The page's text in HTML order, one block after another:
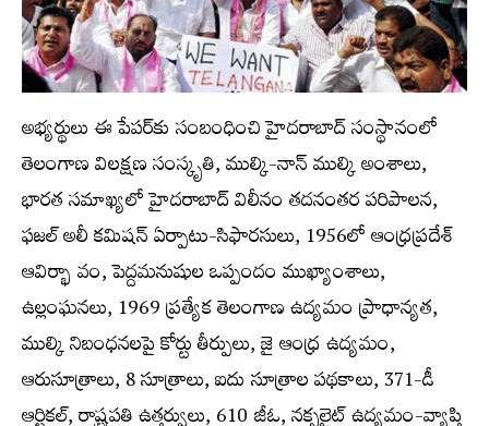
అభ్యర్థులు ఈ పేపర్‌కు సంబంధించి హైదరాబాద్‌ సంస్థానంలో
తెలంగాణ విలక్షణ సంస్కృతి, ముల్కి-నాన్‌ ముల్కి అంశాలు,
భారత సమాఖ్యలో హైదరాబాద్‌ విలీనం తదనంతర పరిపాలన,
ఫజల్‌ అలీ కమిషన్‌ ఏర్పాటు-సిఫారసులు, 1956లో ఆంధ్రప్రదేశ్‌
ఆవిర్భా వం, పెద్దమనుషుల ఒప్పందం ముఖ్యాంశాలు,
ఉల్లంఘనలు, 1969 ప్రత్యేక తెలంగాణ ఉద్యమం ప్రాధాన్యత,
ముల్కి నిబంధనలపై కోర్టు తీర్పులు, జై ఆంధ్ర ఉద్యమం,
ఆరుసూత్రాలు, 8 సూత్రాలు, ఐదు సూత్రాల పథకాలు, 371-డీ